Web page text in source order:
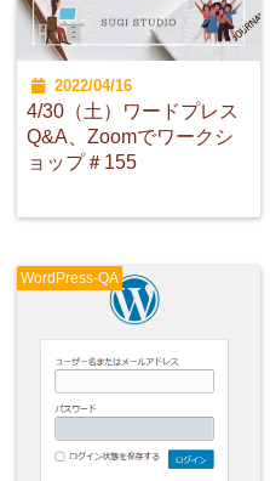
2022/04/16
4/30（土）ワードプレス
Q&A、Zoomでワークシ
ョップ＃155
WordPress-QA